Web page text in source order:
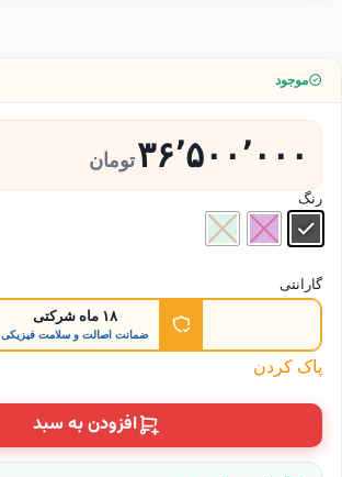
موجود
۳۶٬۵۰۰٬۰۰۰تومان
رنگ
گارانتی
۱۸ ماه شرکتی
ضمانت اصالت و سلامت فیزیکی
پاک کردن
افزودن به سبد